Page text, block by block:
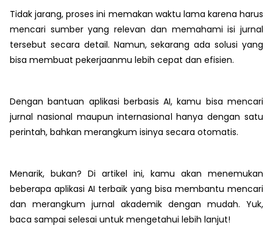
Tidak jarang, proses ini memakan waktu lama karena harus
mencari sumber yang relevan dan memahami isi jurnal
tersebut secara detail. Namun, sekarang ada solusi yang
bisa membuat pekerjaanmu lebih cepat dan efisien.
Dengan bantuan aplikasi berbasis AI, kamu bisa mencari
jurnal nasional maupun internasional hanya dengan satu
perintah, bahkan merangkum isinya secara otomatis.
Menarik, bukan? Di artikel ini, kamu akan menemukan
beberapa aplikasi AI terbaik yang bisa membantu mencari
dan merangkum jurnal akademik dengan mudah. Yuk,
baca sampai selesai untuk mengetahui lebih lanjut!